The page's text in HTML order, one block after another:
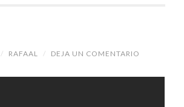
/ RAFAAL / DEJA UN COMENTARIO